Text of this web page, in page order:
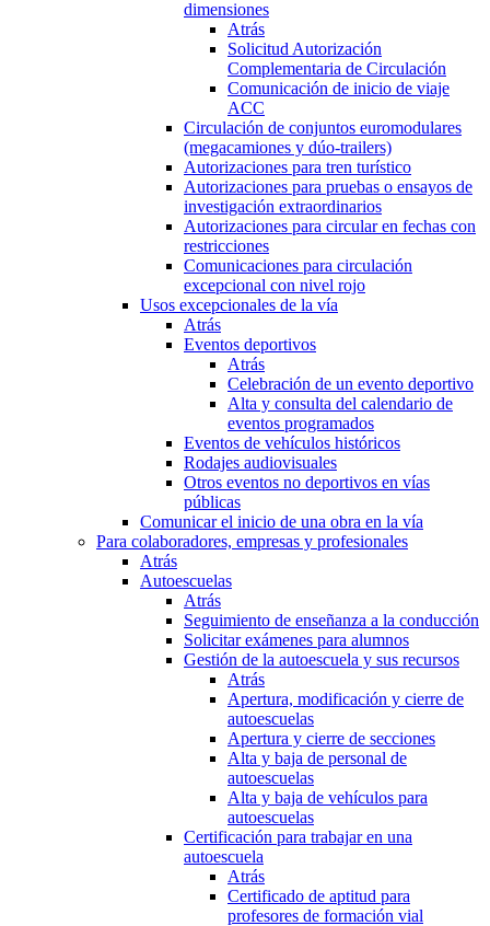
dimensiones
Atrás
Solicitud Autorización
Complementaria de Circulación
Comunicación de inicio de viaje
ACC
Circulación de conjuntos euromodulares
(megacamiones y dúo-trailers)
Autorizaciones para tren turístico
Autorizaciones para pruebas o ensayos de
investigación extraordinarios
Autorizaciones para circular en fechas con
restricciones
Comunicaciones para circulación
excepcional con nivel rojo
Usos excepcionales de la vía
Atrás
Eventos deportivos
Atrás
Celebración de un evento deportivo
Alta y consulta del calendario de
eventos programados
Eventos de vehículos históricos
Rodajes audiovisuales
Otros eventos no deportivos en vías
públicas
Comunicar el inicio de una obra en la vía
Para colaboradores, empresas y profesionales
Atrás
Autoescuelas
Atrás
Seguimiento de enseñanza a la conducción
Solicitar exámenes para alumnos
Gestión de la autoescuela y sus recursos
Atrás
Apertura, modificación y cierre de
autoescuelas
Apertura y cierre de secciones
Alta y baja de personal de
autoescuelas
Alta y baja de vehículos para
autoescuelas
Certificación para trabajar en una
autoescuela
Atrás
Certificado de aptitud para
profesores de formación vial